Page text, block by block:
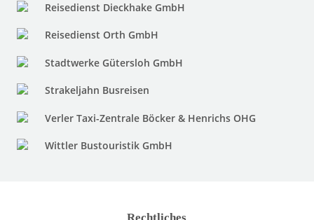
Reisedienst Dieckhake GmbH
Reisedienst Orth GmbH
Stadtwerke Gütersloh GmbH
Strakeljahn Busreisen
Verler Taxi-Zentrale Böcker & Henrichs OHG
Wittler Bustouristik GmbH